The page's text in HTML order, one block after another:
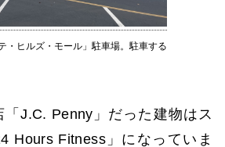
・ヒルズ・モール」駐車場。駐車する
J.C. Penny」だった建物はス
Hours Fitness」になっていま